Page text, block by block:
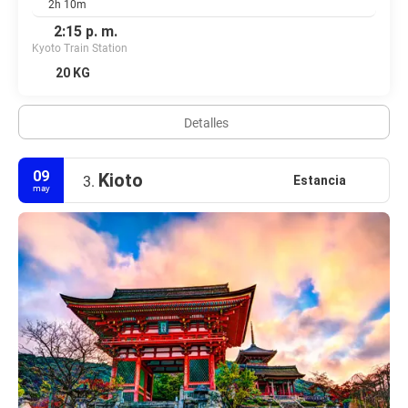
2h 10m
2:15 p. m.
Kyoto Train Station
20 KG
Detalles
09
may 3. Kioto Estancia